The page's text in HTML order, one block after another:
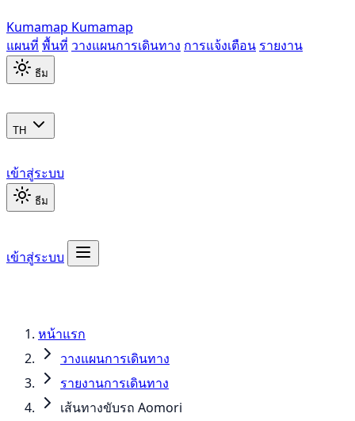
Kumamap Kumamap
แผนที่ พื้นที่ วางแผนการเดินทาง การแจ้งเตือน รายงาน
ธีม
TH
เข้าสู่ระบบ
ธีม
เข้าสู่ระบบ
หน้าแรก
วางแผนการเดินทาง
รายงานการเดินทาง
เส้นทางขับรถ Aomori